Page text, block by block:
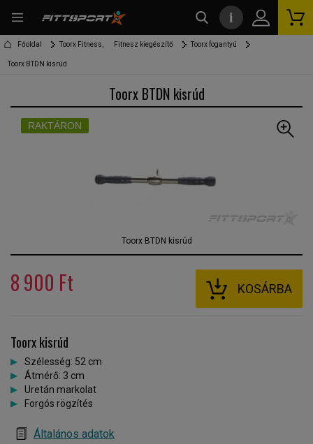
Főoldal Toorx Fitness, Fitnesz kiegészítő Toorx fogantyú
Toorx BTDN kisrúd
Toorx BTDN kisrúd
RAKTÁRON
Toorx BTDN kisrúd
8 900 Ft KOSÁRBA
Toorx kisrúd
Szélesség: 52 cm
Átmérő: 3 cm
Uretán markolat
Forgós rögzítés
Általános adatok
i
kereső